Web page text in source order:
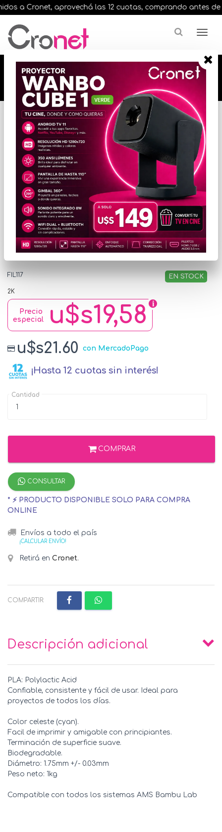
a Cronet, aprovechá las 12 cuotas, comprando antes de
🔥🔥🔥 12 cuotas, en todos nuestros artículos,
comprando antes de las 13 hrs. envíos en el
día 🔥🔥🔥
Inicio IMPRESORAS IMPRESORAS LASER
* Las imágenes se exhiben con fines ilustrativos.
Filamento Bambu Lab
PLA Lite celeste
FIL117 EN STOCK
2K
u$s19,58
Precio
especial
u$s21.60 con MercadoPago
¡Hasta 12 cuotas sin interés!
Cantidad
COMPRAR
CONSULTAR
* ⚡ PRODUCTO DISPONIBLE SOLO PARA COMPRA
ONLINE
Envíos a todo el país
¡CALCULAR ENVÍO!
Retirá en Cronet.
COMPARTIR:
Descripción adicional
PLA: Polylactic Acid
Confiable, consistente y fácil de usar. Ideal para
proyectos de todos los días.
Color celeste (cyan).
Facil de imprimir y amigable con principiantes.
Terminación de superficie suave.
Biodegradable.
Diámetro: 1.75mm +/- 0.03mm
Peso neto: 1kg
Compatible con todos los sistemas AMS Bambu Lab